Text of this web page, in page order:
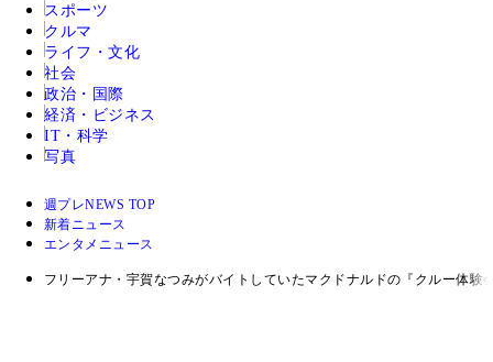
スポーツ
クルマ
ライフ・文化
社会
政治・国際
経済・ビジネス
IT・科学
写真
週プレNEWS TOP
新着ニュース
エンタメニュース
フリーアナ・宇賀なつみがバイトしていたマクドナルドの『クルー体